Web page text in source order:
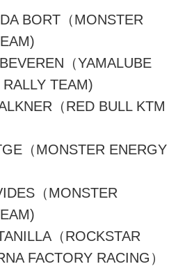
BORT（MONSTER
（YAMALUBE
TEAM)
（RED BULL KTM
（MONSTER ENERGY
（MONSTER
（ROCKSTAR
FACTORY RACING）